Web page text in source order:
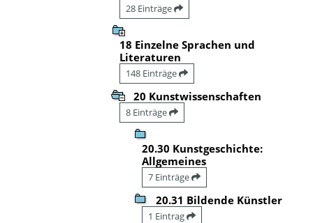
28 Einträge
18 Einzelne Sprachen und
Literaturen
148 Einträge
20 Kunstwissenschaften
8 Einträge
20.30 Kunstgeschichte:
Allgemeines
7 Einträge
20.31 Bildende Künstler
1 Eintrag